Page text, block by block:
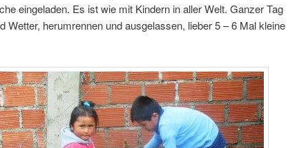
eingeladen. Es ist wie mit Kindern in aller Welt. Ganzer Tag
Wetter, herumrennen und ausgelassen, lieber 5 – 6 Mal kleine